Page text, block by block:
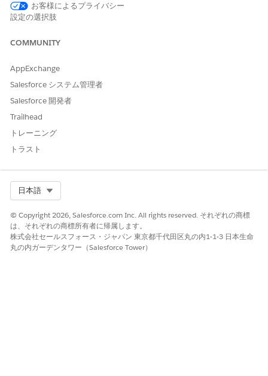
データ処理エンジン定義を使用して、Salesforce で使用可能
なデータを照会および計算するには、ユーザーに権限セットを
Net Zero Cloud
す。有効にする機能は選択できます。
Net Zero Cloud オートメーションの有効化
Net Zero Cloud
エネルギー使用量データ収集の設定
[Collect Energy Use Data (エネルギー使用量データを収集)]
フローテンプレートを設定して、分散した関係者全体でエネル
加します。
関連項目:
Trailhead: Lightning Experience のカスタマイズ
お客様によるプライバシー
設定の選択肢
COMMUNITY
AppExchange
Salesforce システム管理者
Salesforce 開発者
Trailhead
トレーニング
トラスト
日本語
© Copyright 2026, Salesforce.com Inc. All rights reserved. それぞれの商標
は、それぞれの商標所有者に帰属します。
株式会社セールスフォース・ジャパン 東京都千代田区丸の内1-1-3 日本生命
丸の内ガーデンタワー（Salesforce Tower）